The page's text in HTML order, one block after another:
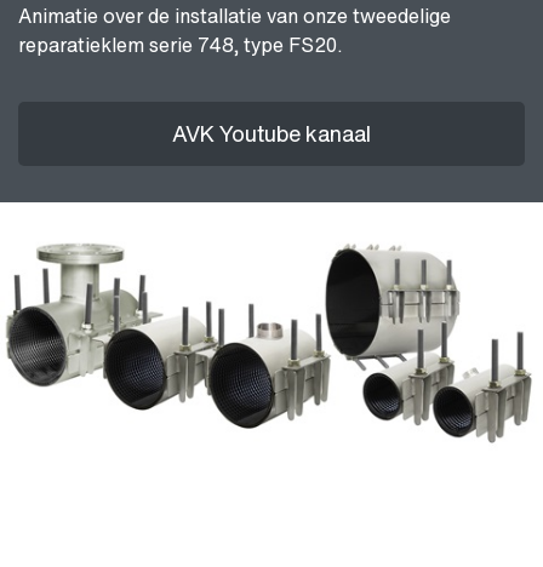
Animatie over de installatie van onze tweedelige
reparatieklem serie 748, type FS20.
AVK Youtube kanaal